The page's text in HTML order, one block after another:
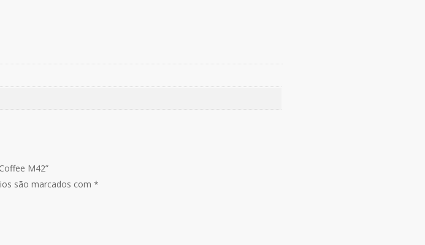
M42”
são marcados com *